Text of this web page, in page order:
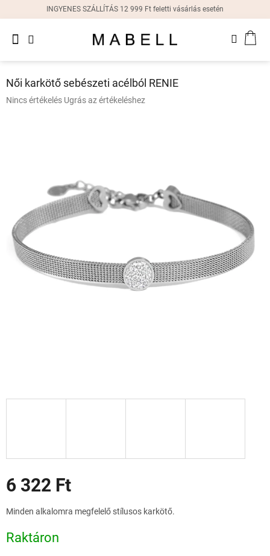
tartalomhoz
INGYENES SZÁLLÍTÁS 12 999 Ft feletti vásárlás esetén
Női
fülbevalók
nyakláncok
Női
órák
Ajándékdobozok
Akciók
Női karkötő sebészeti acélból RENIE
A
Nincs értékelés Ugrás az értékeléshez
6 322 Ft
Minden alkalomra megfelelő stílusos karkötő.
Raktáron